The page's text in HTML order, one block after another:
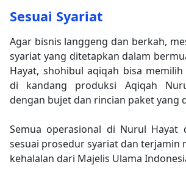
Sesuai Syariat
Agar bisnis langgeng dan berkah,
syariat yang ditetapkan dalam
Hayat, shohibul aqiqah bisa
di kandang produksi Aqiqah
dengan bujet dan rincian paket yang
Semua operasional di Nurul Hayat
sesuai prosedur syariat dan terjamin
kehalalan dari Majelis Ulama